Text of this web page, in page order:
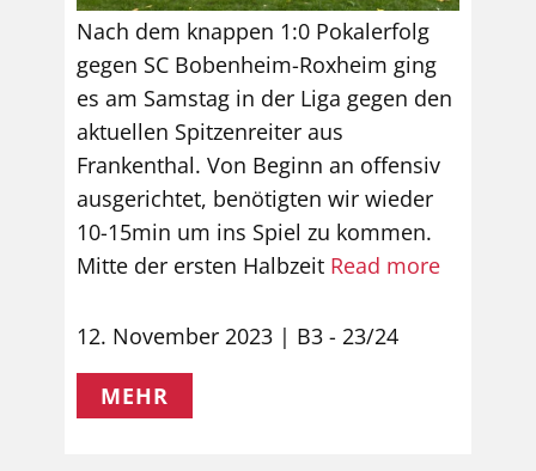
Nach dem knappen 1:0 Pokalerfolg
gegen SC Bobenheim-Roxheim ging
es am Samstag in der Liga gegen den
aktuellen Spitzenreiter aus
Frankenthal. Von Beginn an offensiv
ausgerichtet, benötigten wir wieder
10-15min um ins Spiel zu kommen.
Mitte der ersten Halbzeit Read more
12. November 2023 B3 - 23/24
MEHR